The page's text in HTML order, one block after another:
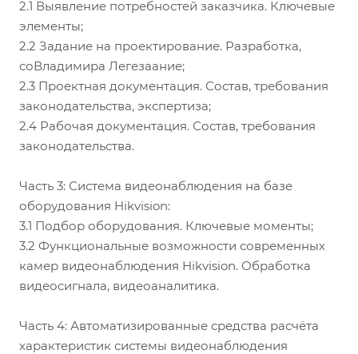
2.1 Выявление потребностей заказчика. Ключевые
элементы;
2.2 Задание на проектирование. Разработка,
соВладимира Легезаание;
2.3 Проектная документация. Состав, требования
законодательства, экспертиза;
2.4 Рабочая документация. Состав, требования
законодательства.
Часть 3: Система видеонаблюдения на базе
оборудования Hikvision:
3.1 Подбор оборудования. Ключевые моменты;
3.2 Функциональные возможности современных
камер видеонаблюдения Hikvision. Обработка
видеосигнала, видеоаналитика.
Часть 4: Автоматизированные средства расчёта
характеристик системы видеонаблюдения